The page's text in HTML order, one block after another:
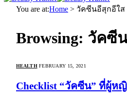
You are at:Home > วัคซีนอีสุกอีใส
Browsing: วัคซี
HEALTH FEBRUARY 15, 2021
Checklist “วัคซีน” ที่ผู้ห